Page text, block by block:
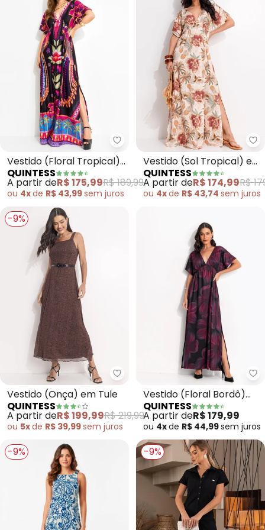
Quintess - Vestido (Floral
Vestido (Floral Tropical)
em Malha Fria
QUINTESS
A partir deR$ 175,99R$ 189,99
ou 4xde R$ 43,99sem juros
Vestido (Sol Tropical) em
Malha Fria
QUINTESS
A partir deR$ 174,99R$
ou 4xde R$ 43,74 sem juros
-9%
Quintess - Vestido (Onça) em
Vestido (Onça) em Tule
QUINTESS
A partir deR$ 199,99R$ 219,99
ou 5xde R$ 39,99sem juros
Vestido (Floral Bordô)
em Malha Fria
QUINTESS
A partir deR$ 179,99
ou 4xde R$ 44,99sem juros
-9% -9%